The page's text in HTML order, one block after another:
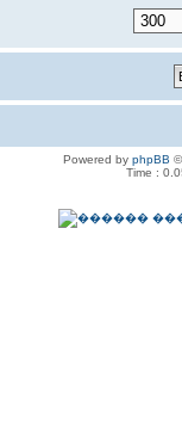
Powered by phpBB
Time :